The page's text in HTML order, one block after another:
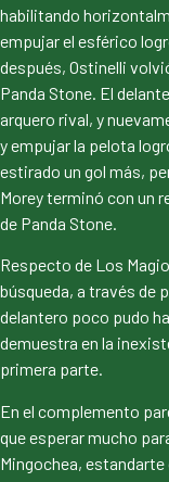
habilitando
empujar el esférico
después, Ostinelli
Panda Stone. El
arquero rival, y
y empujar la pelota
estirado un gol más,
Morey terminó con un
de Panda Stone.
Respecto de Los
búsqueda, a través de
delantero poco pudo
demuestra en la
primera parte.
En el complemento
que esperar mucho
Mingochea, estandarte